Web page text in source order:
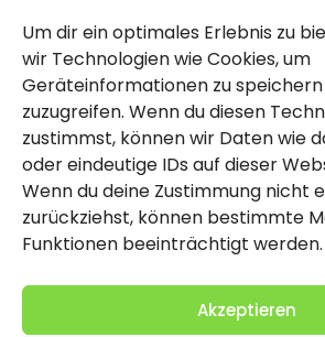
Um dir ein optimales Erlebnis zu
wir Technologien wie Cookies, um
Geräteinformationen zu
zuzugreifen. Wenn du diesen
zustimmst, können wir Daten wie
oder eindeutige IDs auf dieser
Wenn du deine Zustimmung nicht
zurückziehst, können bestimmte
Funktionen beeinträchtigt werden.
Akzeptieren
Rechtlich
Impressum
Datenschutzerklärung
Cookie-Richtlinie (EU)